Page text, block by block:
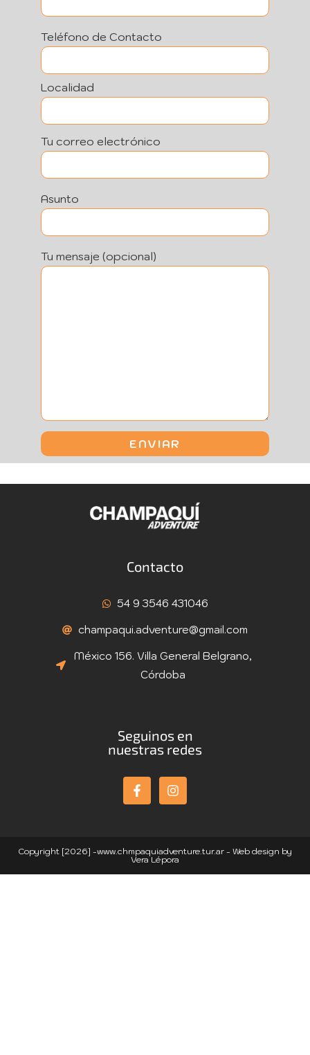
Teléfono de Contacto
Localidad
Tu correo electrónico
Asunto
Tu mensaje (opcional)
Contacto
54 9 3546 431046
champaqui.adventure@gmail.com
México 156. Villa General Belgrano,
Córdoba
Seguinos en
nuestras redes
Copyright [2026] -www.chmpaquiadventure.tur.ar - Web design by
Vera Lépora